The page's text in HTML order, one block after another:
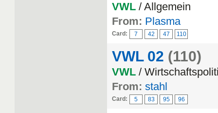
VWL / Allgemein
From: Plasma
Card: 7 42 47 110
VWL 02 (110)
VWL /
From: stahl
Card: 5 83 95 96